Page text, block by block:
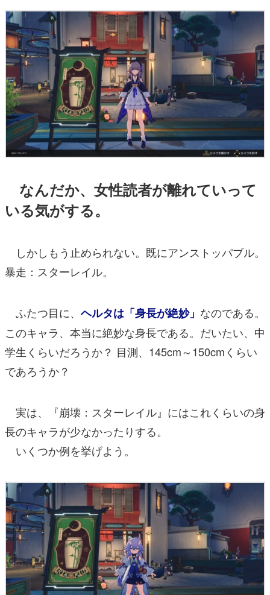
なんだか、女性読者が離れていって
いる気がする。
しかしもう止められない。既にアンストッパブル。
暴走：スターレイル。
ふたつ目に、 ヘルタは「身長が絶妙」 なのである。
このキャラ、本当に絶妙な身長である。だいたい、中
学生くらいだろうか？ 目測、145cm～150cmくらい
であろうか？
実は、『崩壊：スターレイル』にはこれくらいの身
長のキャラが少なかったりする。
いくつか例を挙げよう。